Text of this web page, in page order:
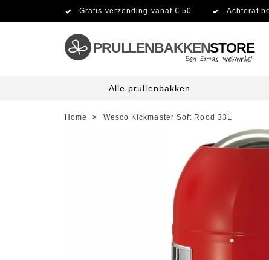
Gratis verzending vanaf € 50 Achteraf
PRULLENBAKKENSTORE
Alle prullenbakken
Home > Wesco Kickmaster Soft Rood 33L